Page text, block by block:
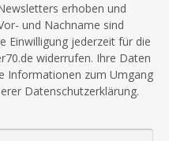
erhoben und
und Nachname sind
Einwilligung jederzeit für die
widerrufen. Ihre Daten
Informationen zum Umgang
Datenschutzerklärung.